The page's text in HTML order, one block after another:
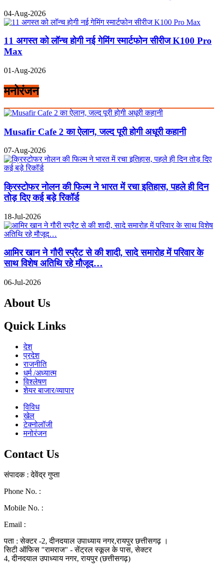
04-Aug-2026
11 अगस्त को लॉन्च होगी नई गेमिंग स्मार्टफोन सीरीज K100 Pro
Max
01-Aug-2026
मनोरंजन
Musafir Cafe 2 का ऐलान, जल्द पूरी होगी अधूरी कहानी
07-Aug-2026
क्रिस्टोफर नोलन की फिल्म ने भारत में रचा इतिहास, पहले ही दिन
तोड़ दिए कई बड़े रिकॉर्ड
18-Jul-2026
आमिर खान ने गौरी स्प्रैट से की शादी, सादे समारोह में परिवार के
साथ विशेष अतिथि रहे मौजूद…
06-Jul-2026
About Us
Quick Links
देश
प्रदेश
राजनीति
धर्म /अध्यात्म
विश्लेषण
शेयर बाजार/व्यापार
विविध
खेल
टेक्नोलॉजी
मनोरंजन
Contact Us
संपादक : देवेंद्र गुप्ता
Phone No. :
Mobile No. :
Email :
पता : सेक्टर -2, दीनदयाल उपाध्याय नगर,रायपुर छत्तीसगढ़ ।
सिटी ऑफिस "रामराज" - सेंट्रल स्कूल के पास, सेक्टर
4, दीनदयाल उपाध्याय नगर, रायपुर (छत्तीसगढ़)